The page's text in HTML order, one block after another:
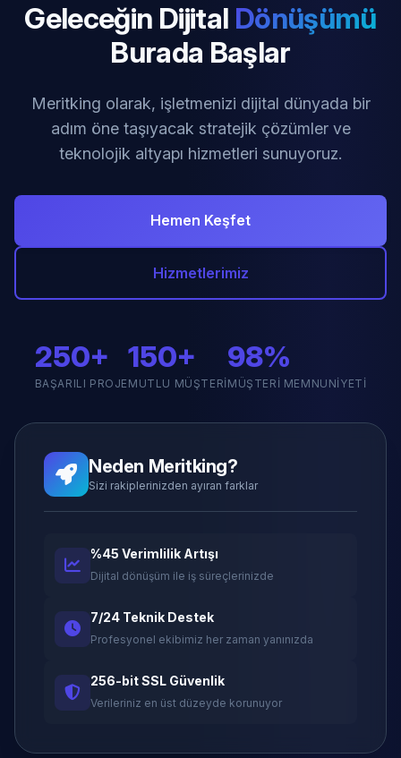
Geleceğin Dijital Dönüşümü
Burada Başlar
Meritking olarak, işletmenizi dijital dünyada bir
adım öne taşıyacak stratejik çözümler ve
teknolojik altyapı hizmetleri sunuyoruz.
Hemen Keşfet
Hizmetlerimiz
250+
BAŞARILI PROJE
150+
MUTLU MÜŞTERI
98%
MÜŞTERI MEMNUNIYETI
Neden Meritking?
Sizi rakiplerinizden ayıran farklar
%45 Verimlilik Artışı
Dijital dönüşüm ile iş süreçlerinizde
7/24 Teknik Destek
Profesyonel ekibimiz her zaman yanınızda
256-bit SSL Güvenlik
Verileriniz en üst düzeyde korunuyor